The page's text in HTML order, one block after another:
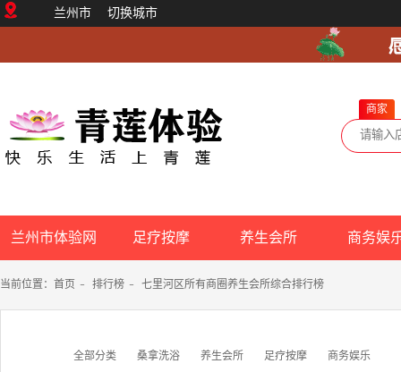
兰州市 切换城市
商家
兰州市体验网 足疗按摩 养生会所 商务娱
当前位置： 首页 - 排行榜 - 七里河区所有商圈养生会所综合排行榜
全部分类 桑拿洗浴 养生会所 足疗按摩 商务娱乐